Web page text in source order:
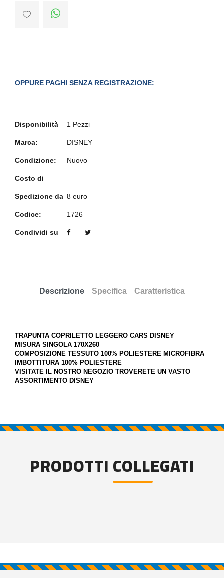
OPPURE PAGHI SENZA REGISTRAZIONE:
Disponibilità 1 Pezzi
Marca: DISNEY
Condizione: Nuovo
Costo di
Spedizione da 8 euro
Codice: 1726
Condividi su
Descrizione Specifica Caratteristica
TRAPUNTA COPRILETTO LEGGERO CARS DISNEY
MISURA SINGOLA 170X260
COMPOSIZIONE TESSUTO 100% POLIESTERE MICROFIBRA
IMBOTTITURA 100% POLIESTERE
VISITATE IL NOSTRO NEGOZIO TROVERETE UN VASTO
ASSORTIMENTO DISNEY
PRODOTTI COLLEGATI